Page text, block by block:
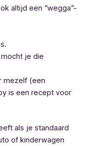
altijd een “wegga”-
je die
mezelf (een
is een recept voor
als je standaard
of kinderwagen